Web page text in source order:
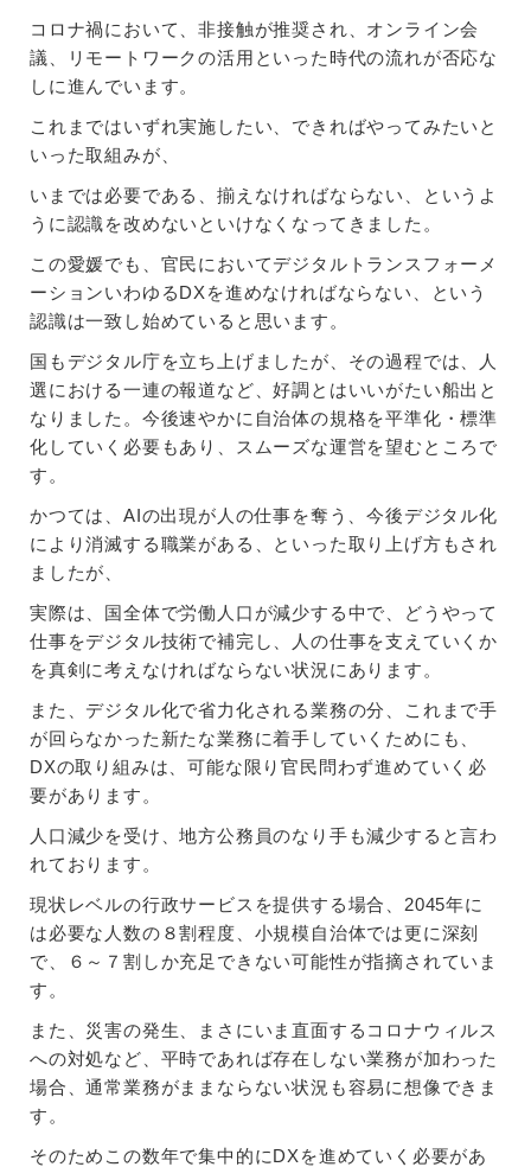
コロナ禍において、非接触が推奨され、オンライン会
議、リモートワークの活用といった時代の流れが否応な
しに進んでいます。
これまではいずれ実施したい、できればやってみたいと
いった取組みが、
いまでは必要である、揃えなければならない、というよ
うに認識を改めないといけなくなってきました。
この愛媛でも、官民においてデジタルトランスフォーメ
ーションいわゆるDXを進めなければならない、という
認識は一致し始めていると思います。
国もデジタル庁を立ち上げましたが、その過程では、人
選における一連の報道など、好調とはいいがたい船出と
なりました。今後速やかに自治体の規格を平準化・標準
化していく必要もあり、スムーズな運営を望むところで
す。
かつては、AIの出現が人の仕事を奪う、今後デジタル化
により消滅する職業がある、といった取り上げ方もされ
ましたが、
実際は、国全体で労働人口が減少する中で、どうやって
仕事をデジタル技術で補完し、人の仕事を支えていくか
を真剣に考えなければならない状況にあります。
また、デジタル化で省力化される業務の分、これまで手
が回らなかった新たな業務に着手していくためにも、
DXの取り組みは、可能な限り官民問わず進めていく必
要があります。
人口減少を受け、地方公務員のなり手も減少すると言わ
れております。
現状レベルの行政サービスを提供する場合、2045年に
は必要な人数の８割程度、小規模自治体では更に深刻
で、６～７割しか充足できない可能性が指摘されていま
す。
また、災害の発生、まさにいま直面するコロナウィルス
への対処など、平時であれば存在しない業務が加わった
場合、通常業務がままならない状況も容易に想像できま
す。
そのためこの数年で集中的にDXを進めていく必要があ